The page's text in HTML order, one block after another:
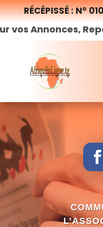
RÉCÉPISSÉ : N°
Reportages